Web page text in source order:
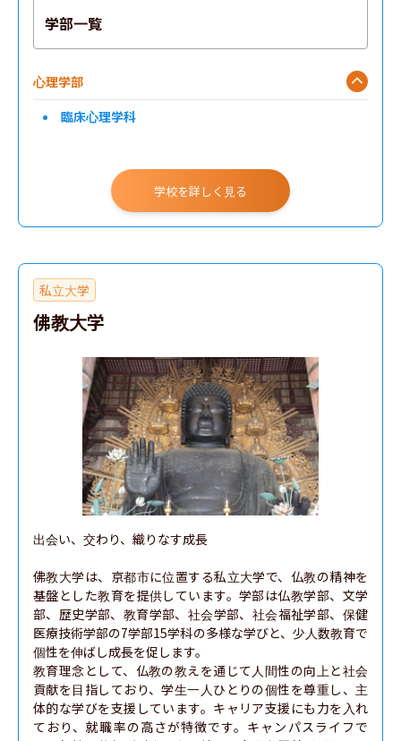
学部一覧
心理学部
臨床心理学科
学校を詳しく見る
私立大学
佛教大学
出会い、交わり、織りなす成長
佛教大学は、京都市に位置する私立大学で、仏教の精神を
基盤とした教育を提供しています。学部は仏教学部、文学
部、歴史学部、教育学部、社会学部、社会福祉学部、保健
医療技術学部の7学部15学科の多様な学びと、少人数教育で
個性を伸ばし成長を促します。
教育理念として、仏教の教えを通じて人間性の向上と社会
貢献を目指しており、学生一人ひとりの個性を尊重し、主
体的な学びを支援しています。キャリア支援にも力を入れ
ており、就職率の高さが特徴です。キャンパスライフで